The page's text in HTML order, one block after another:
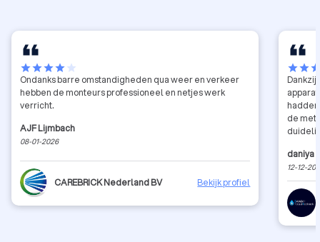
starstarstarstarstar
Ondanks barre omstandigheden qua weer en verkeer
hebben de monteurs professioneel en netjes werk
verricht.
AJF Lijmbach
08-01-2026
CAREBRICK Nederland BV Bekijk profiel
starstar
de
doet
veel
daniya
12-12-